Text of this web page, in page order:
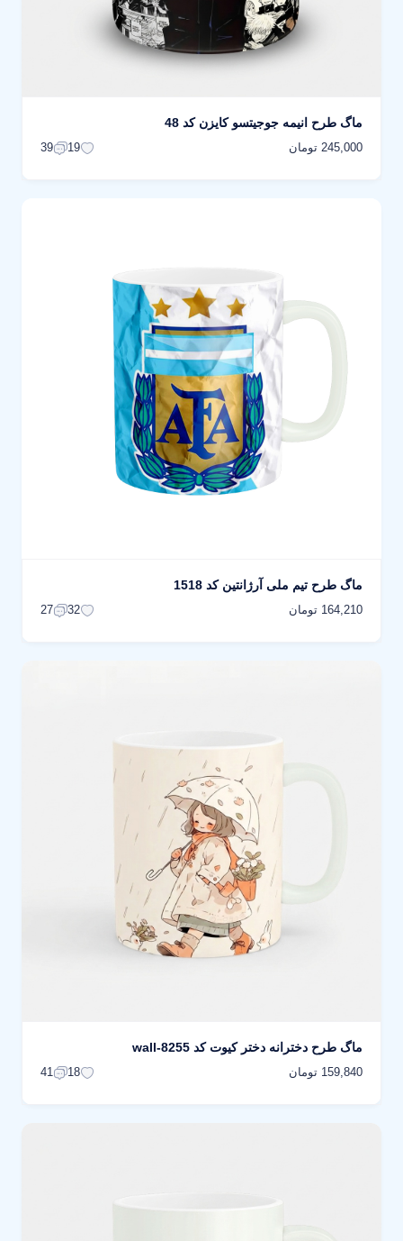
ماگ طرح انیمه جوجیتسو کایزن کد 48
245,000 تومان 19
39
ماگ طرح تیم ملی آرژانتین کد 1518
164,210 تومان 32
27
ماگ طرح دخترانه دختر کیوت کد wall-8255
159,840 تومان 18
41